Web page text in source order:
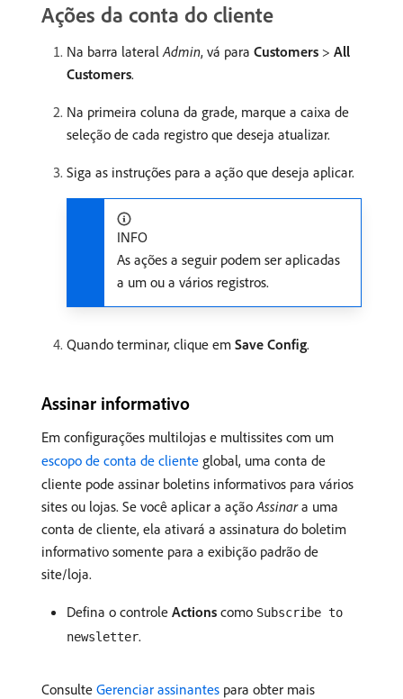
Ações da conta do cliente
Na barra lateralAdmin, vá para Customers > All
Customers.
Na primeira coluna da grade, marque a caixa de
seleção de cada registro que deseja atualizar.
Siga as instruções para a ação que deseja aplicar.
INFO
As ações a seguir podem ser aplicadas
a um ou a vários registros.
Quando terminar, clique em Save Config.
Assinar informativo
Em configurações multilojas e multissites com um
escopo de conta de cliente global, uma conta de
cliente pode assinar boletins informativos para vários
sites ou lojas. Se você aplicar a açãoAssinara uma
conta de cliente, ela ativará a assinatura do boletim
informativo somente para a exibição padrão de
site/loja.
Defina o controle Actions como Subscribe to
newsletter.
Consulte Gerenciar assinantes para obter mais